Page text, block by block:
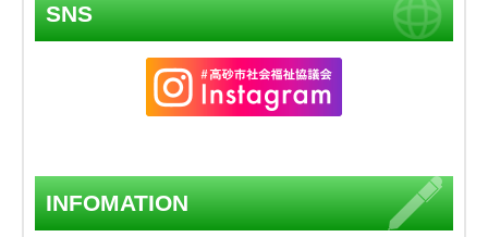
SNS
INFOMATION